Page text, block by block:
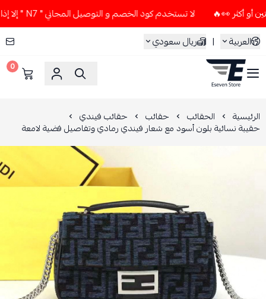
لا تستخدم كود الخصم و التوصيل المجاني " N7 " إلا إذا طلبت قطعتين أو أكثر 👀🔥
العربية
| ريال سعودي
ESEVEN STORE
0
الرئيسية الحقائب حقائب حقائب فيندي
حقيبة نسائية بلون أسود مع شعار فيندي رمادي وتفاصيل فضية لامعة